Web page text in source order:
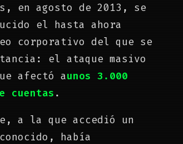
en agosto de 2013, se
el hasta ahora
corporativo del que se
el ataque masivo
afectó aunos 3.000
cuentas .
a la que accedió un
había